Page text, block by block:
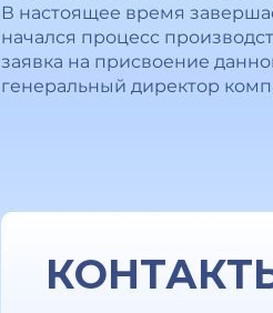
В настоящее время
начался процесс
заявка на присвоение
генеральный директор